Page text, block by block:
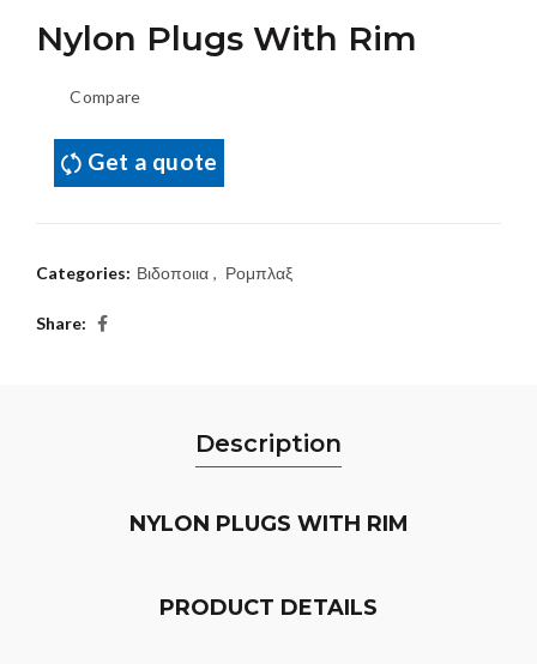
Nylon Plugs With Rim
Compare
Get a quote
Categories: Βιδοποιια , Ρομπλαξ
Share
Description
NYLON PLUGS WITH RIM
PRODUCT DETAILS